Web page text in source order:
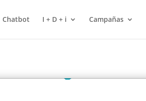
Chatbot I + D + i Campañas